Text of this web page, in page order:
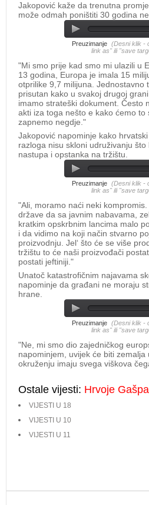
Jakopović kaže da trenutna
može odmah poništiti 30 godina
Preuzimanje (Desni klik -
link as" ili "save
"Mi smo prije kad smo mi ulazili u
13 godina, Europa je imala 15
otprilike 9,7 milijuna. Jednostavno
prisutan kako u svakoj drugoj
imamo strateški dokument. Često
akti iza toga nešto e kako ćemo to
zapnemo negdje."
​Jakopović napominje kako
razloga nisu skloni udruživanju
nastupa i opstanka na tržištu.
Preuzimanje (Desni klik -
link as" ili "save
"Ali, moramo naći neki
države da sa javnim nabavama,
kratkim opskrbnim lancima malo
i da vidimo na koji način stvarno
proizvodnju. Jel‘ što će se više
tržištu to će naši proizvođači
postati jeftiniji."
​Unatoč katastrofičnim najavama
napominje da građani ne moraju
hrane.
Preuzimanje (Desni klik -
link as" ili "save
"Ne, mi smo dio zajedničkog
napominjem, uvijek će biti zemalja
okruženju imaju svega viškova
Ostale vijesti: Hrvoje
VIJESTI U 18
VIJESTI U 10
VIJESTI U 11